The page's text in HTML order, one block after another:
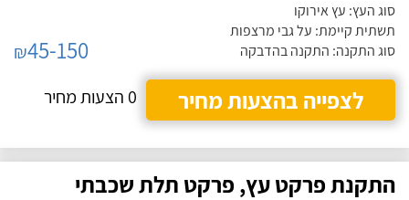
סוג העץ: עץ אירוקו
תשתית קיימת: על גבי מרצפות
סוג התקנה: התקנה בהדבקה
₪45-150
לצפייה בהצעות מחיר
0 הצעות מחיר
התקנת פרקט עץ, פרקט תלת שכבתי